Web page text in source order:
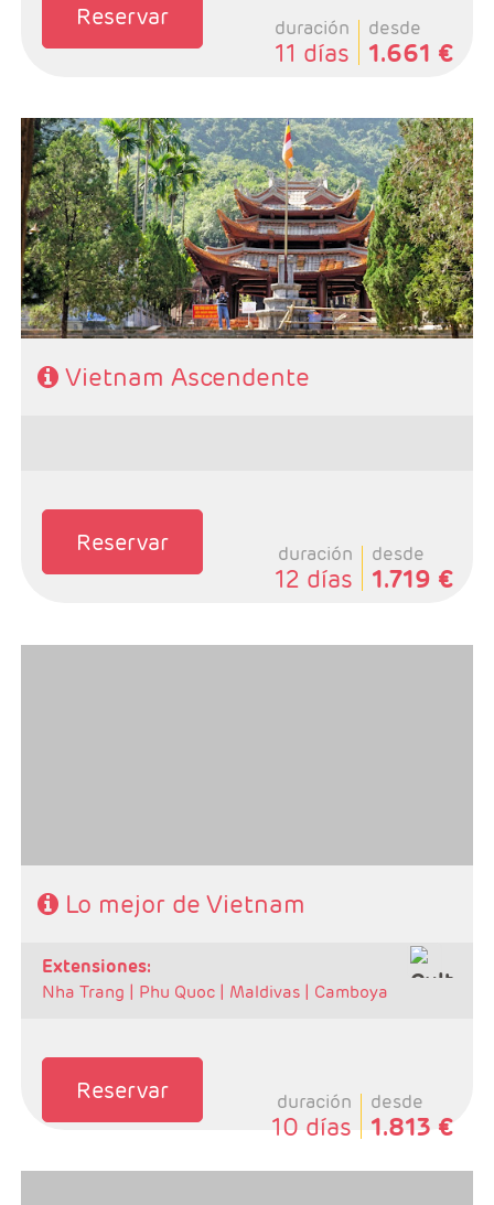
Reservar duración
11 días
desde
1.661 €
- Salidas: Lunes
- Ruta: 3 noches Ho Chi Minh, 2 noches Hoi An, 2
noches Hue, 2 noches Hanoi
- Categoría hotelera: A elegir por el cliente.
- Régimen:Desayunos + 8 almuerzos+ 1 cena
Vietnam Ascendente
Reservar duración
12 días
desde
1.719 €
Lo mejor de Vietnam
extensiones:
Nha Trang | Phu Quoc | Maldivas | Camboya
Reservar duración
10 días
desde
1.813 €